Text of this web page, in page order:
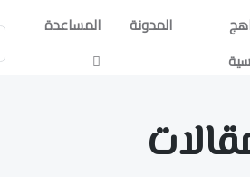
المدونة المساعدة